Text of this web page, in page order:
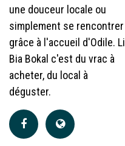
une douceur locale ou
simplement se rencontrer
grâce à l'accueil d'Odile. Li
Bia Bokal c'est du vrac à
acheter, du local à
déguster.